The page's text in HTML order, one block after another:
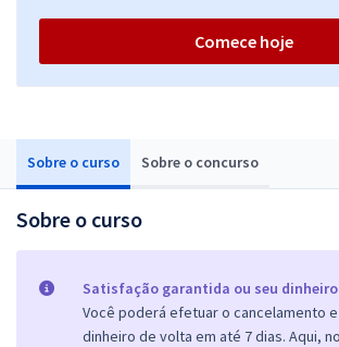
Sobre o curso Sobre o concurso
Sobre o curso
Satisfação garantida ou seu
Você poderá efetuar o cancelamento
dinheiro de volta em até 7 dias. Aqui,
Comece hoje